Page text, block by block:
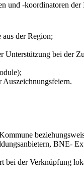
-koordinatoren
der Region;
bei der
BNE-
der Verknüpfung